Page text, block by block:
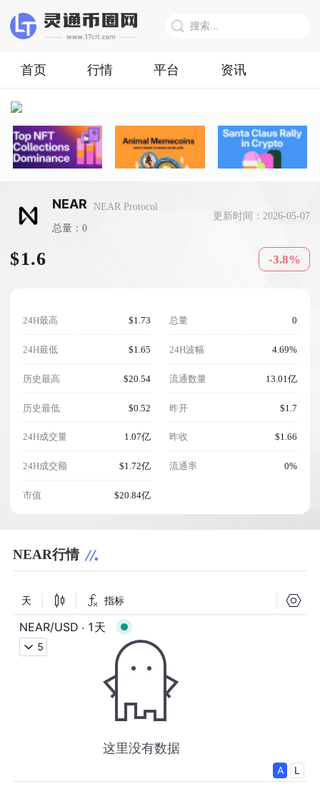
首页 行情 平台 资讯
NEAR
NEAR Protocol
总量：0
更新时间：2026-05-07
$1.6 -3.8%
24H最高 $1.73
24H最低 $1.65
历史最高 $20.54
历史最低 $0.52
24H成交量 1.07亿
24H成交额 $1.72亿
市值 $20.84亿
总量 0
24H波幅 4.69%
流通数量 13.01亿
昨开 $1.7
昨收 $1.66
流通率 0%
NEAR行情